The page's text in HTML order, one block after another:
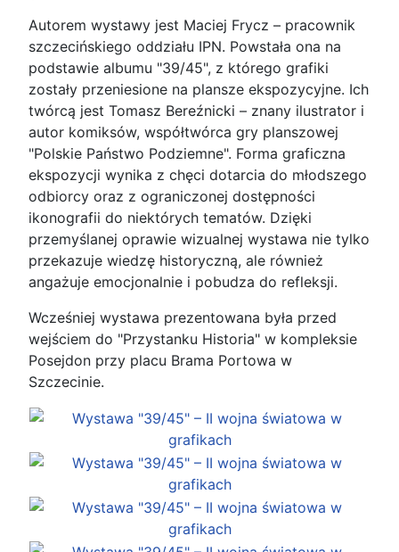
Autorem wystawy jest Maciej Frycz – pracownik
szczecińskiego oddziału IPN. Powstała ona na
podstawie albumu "39/45", z którego grafiki
zostały przeniesione na plansze ekspozycyjne. Ich
twórcą jest Tomasz Bereźnicki – znany ilustrator i
autor komiksów, współtwórca gry planszowej
"Polskie Państwo Podziemne". Forma graficzna
ekspozycji wynika z chęci dotarcia do młodszego
odbiorcy oraz z ograniczonej dostępności
ikonografii do niektórych tematów. Dzięki
przemyślanej oprawie wizualnej wystawa nie tylko
przekazuje wiedzę historyczną, ale również
angażuje emocjonalnie i pobudza do refleksji.
Wcześniej wystawa prezentowana była przed
wejściem do "Przystanku Historia" w kompleksie
Posejdon przy placu Brama Portowa w
Szczecinie.